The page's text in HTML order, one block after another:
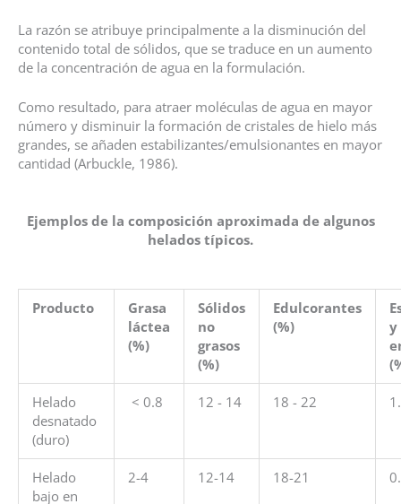
La razón se atribuye principalmente a la disminución del
contenido total de sólidos, que se traduce en un aumento
de la concentración de agua en la formulación.
Como resultado, para atraer moléculas de agua en mayor
número y disminuir la formación de cristales de hielo más
grandes, se añaden estabilizantes/emulsionantes en mayor
cantidad (Arbuckle, 1986).
Ejemplos de la composición aproximada de algunos
helados típicos.
Producto
Grasa
láctea
(%)
Sólidos
no
grasos
(%)
Edulcorantes
(%)
y
Helado
desnatado
(duro)
< 0.8 12 - 14 18 - 22
Helado
bajo en
2-4 12-14 18-21